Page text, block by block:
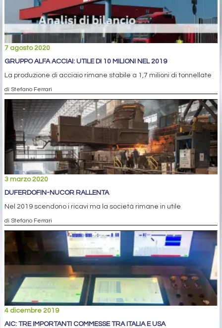
7 agosto 2020
GRUPPO ALFA ACCIAI: UTILE DI 10 MILIONI NEL 2019
La produzione di acciaio rimane stabile a 1,7 milioni di tonnellate
di Stefano Ferrari
3 marzo 2020
DUFERDOFIN-NUCOR RALLENTA
Nel 2019 scendono i ricavi ma la società rimane in utile
di Stefano Ferrari
4 dicembre 2019
AIC: TRE IMPORTANTI COMMESSE TRA ITALIA E USA